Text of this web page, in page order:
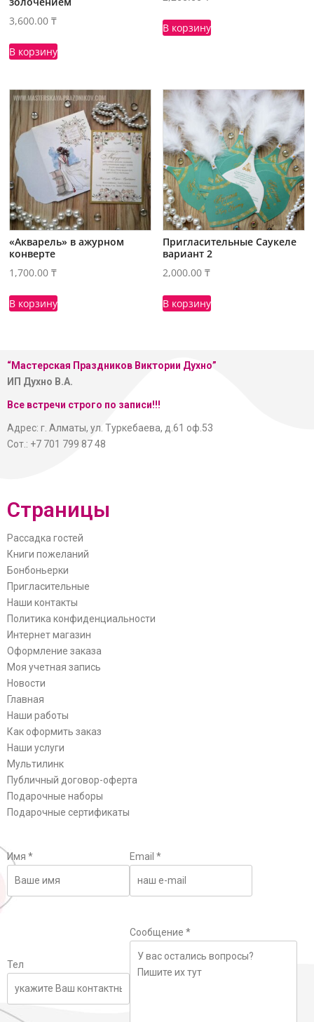
3,600.00₸
В корзину
В корзину
«Акварель» в ажурном
конверте
1,700.00₸
В корзину
Пригласительные Саукеле
вариант 2
2,000.00₸
В корзину
“Мастерская Праздников Виктории Духно”
ИП Духно В.А.
Все встречи строго по записи!!!
Адрес: г. Алматы, ул. Туркебаева, д.61 оф.53
Сот.: +7 701 799 87 48
Страницы
Рассадка гостей
Книги пожеланий
Бонбоньерки
Пригласительные
Наши контакты
Политика конфиденциальности
Интернет магазин
Оформление заказа
Моя учетная запись
Новости
Главная
Наши работы
Как оформить заказ
Наши услуги
Мультилинк
Публичный договор-оферта
Подарочные наборы
Подарочные сертификаты
Имя * Email *
Тел
Сообщение *